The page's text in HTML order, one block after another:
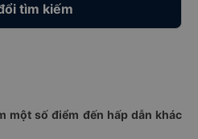
tìm kiếm
một số điểm đến hấp dẫn khác